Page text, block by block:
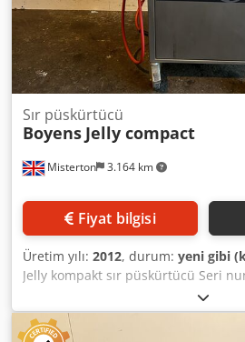
Misterton 3.164 km
Sır püskürtücü
Boyens Jelly compact
Fiyat bilgisi
Üretim yılı: 2012, durum: yeni gibi
Jelly kompakt sır püskürtücü Seri
2012, Dijital sıcaklık ayarı, manuel
basıncı, kısa ısınma süresi, çift
3.5Kw, mobil, 1Ph Dcsdpfjix Iynox